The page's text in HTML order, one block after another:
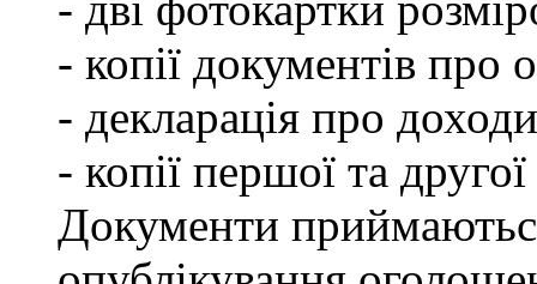
- копії документів про
- декларація про
- копії першої та
Документи